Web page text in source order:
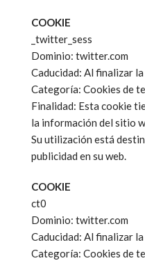
COOKIE
_twitter_sess
Dominio: twitter.com
Caducidad: Al finalizar
Categoría: Cookies de
Finalidad: Esta cookie
la información del sitio
Su utilización está
publicidad en su web.
COOKIE
ct0
Dominio: twitter.com
Caducidad: Al finalizar
Categoría: Cookies de